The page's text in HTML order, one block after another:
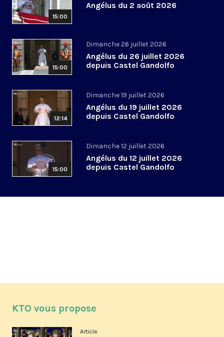
15:00
Angélus du 2 août 2026
15:00
Dimanche 26 juillet 2026
Angélus du 26 juillet 2026
depuis Castel Gandolfo
12:14
Dimanche 19 juillet 2026
Angélus du 19 juillet 2026
depuis Castel Gandolfo
15:00
Dimanche 12 juillet 2026
Angélus du 12 juillet 2026
depuis Castel Gandolfo
KTO vous propose
Article